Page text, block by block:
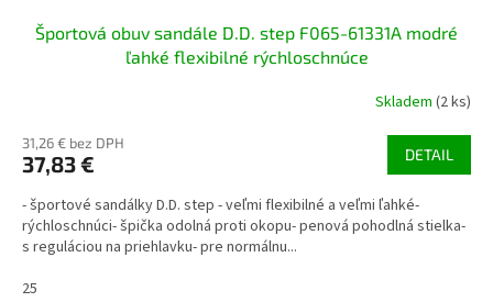
Športová obuv sandále D.D. step F065-61331A modré
ľahké flexibilné rýchloschnúce
Skladem (2 ks)
31,26 € bez DPH
37,83 € DETAIL
- športové sandálky D.D. step - veľmi flexibilné a veľmi ľahké-
rýchloschnúci- špička odolná proti okopu- penová pohodlná stielka-
s reguláciou na priehlavku- pre normálnu...
25